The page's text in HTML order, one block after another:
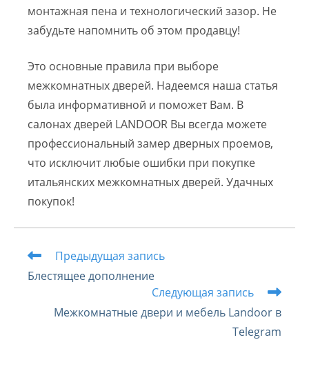
монтажная пена и технологический зазор. Не
забудьте напомнить об этом продавцу!
Это основные правила при выборе
межкомнатных дверей. Надеемся наша статья
была информативной и поможет Вам. В
салонах дверей LANDOOR Вы всегда можете
профессиональный замер дверных проемов,
что исключит любые ошибки при покупке
итальянских межкомнатных дверей. Удачных
покупок!
Читать
статьи
Предыдущая запись
Блестящее дополнение
Следующая запись
Межкомнатные двери и мебель Landoor в
Telegram